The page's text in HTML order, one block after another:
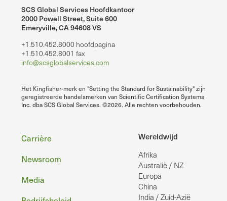
SCS Global Services Hoofdkantoor
2000 Powell Street, Suite 600
Emeryville, CA 94608 VS
+1.510.452.8000 hoofdpagina
+1.510.452.8001 fax
info@scsglobalservices.com
Het Kingfisher-merk en "Setting the Standard for Sustainability" zijn
geregistreerde handelsmerken van Scientific Certification Systems
Inc. dba SCS Global Services. ©2026. Alle rechten voorbehouden.
Wereldwijd
Afrika
Australië / NZ
Europa
China
India / Zuid-Azië
Voettekst
Carrière
Newsroom
Media